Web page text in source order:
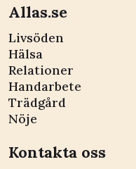
Allas.se
Livsöden
Hälsa
Relationer
Handarbete
Trädgård
Nöje
Kontakta oss